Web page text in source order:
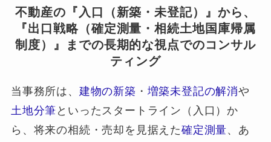
不動産の『入口（新築・未登記）』から、
『出口戦略（確定測量・相続土地国庫帰属
制度）』までの長期的な視点でのコンサル
ティング
当事務所は、 建物の新築 ・ 増築未登記の解消や
土地分筆 といったスタートライン（入口）か
ら、将来の相続・売却を見据えた確定測量、あ